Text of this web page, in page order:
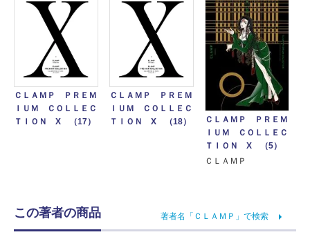
ＣＬＡＭＰ ＰＲＥＭ
ＩＵＭ ＣＯＬＬＥＣ
ＴＩＯＮ X （17）
ＣＬＡＭＰ ＰＲＥＭ
ＩＵＭ ＣＯＬＬＥＣ
ＴＩＯＮ X （18）
ＣＬＡＭＰ ＰＲＥＭ
ＩＵＭ ＣＯＬＬＥＣ
ＴＩＯＮ X （5）
ＣＬＡＭＰ
この著者の商品 著者名「ＣＬＡＭＰ」で検索